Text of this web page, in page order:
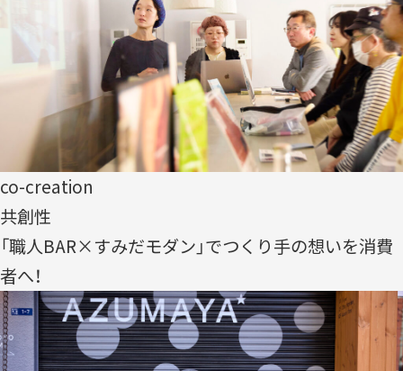
co-creation
共創性
「職人BAR×すみだモダン」でつくり手の想いを消費
者へ！